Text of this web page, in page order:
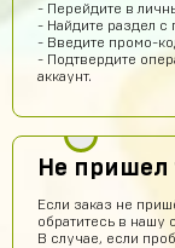
- Перейдите в
- Найдите раздел с
- Введите промо-
- Подтвердите
аккаунт.
Не пришел
Если заказ не
обратитесь в
В случае, если
Акк норм
Алексей
Пацаны
вел в гугл
Геннадий
и ахуел